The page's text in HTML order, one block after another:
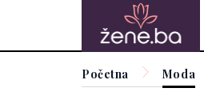
Početna Moda